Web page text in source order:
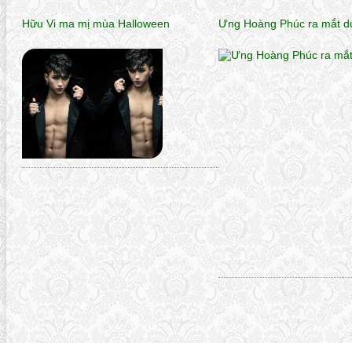
Hữu Vi ma mị mùa Halloween Ưng Hoàng Phúc ra mắt